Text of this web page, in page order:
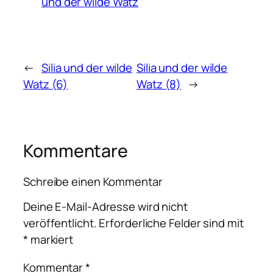
← Silia und der wilde
Watz (6)
Silia und der wilde
Watz (8) →
Kommentare
Schreibe einen Kommentar
Deine E-Mail-Adresse wird nicht
veröffentlicht.Erforderliche Felder sind mit
* markiert
Kommentar*